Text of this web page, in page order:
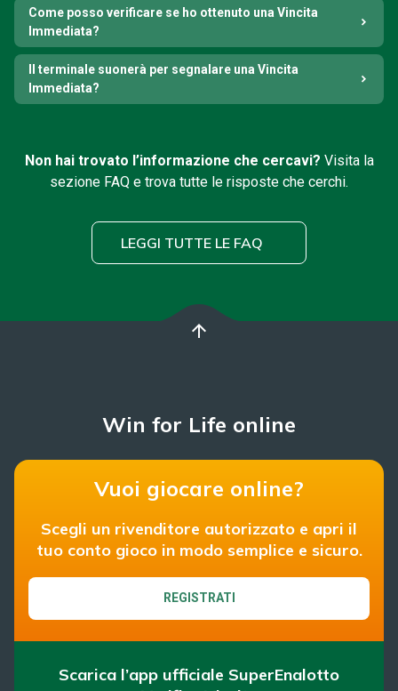
Come posso verificare se ho ottenuto una Vincita
Immediata?
Il terminale suonerà per segnalare una Vincita
Immediata?
Non hai trovato l’informazione che cercavi? Visita la
sezione FAQ e trova tutte le risposte che cerchi.
LEGGI TUTTE LE FAQ
arrow_upward
Win for Life online
Vuoi giocare online?
Scegli un rivenditore autorizzato e apri il
tuo conto gioco in modo semplice e sicuro.
REGISTRATI
Scarica l’app ufficiale SuperEnalotto